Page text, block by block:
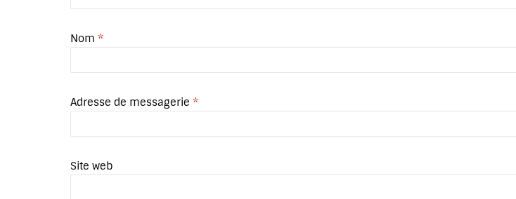
Nom *
Adresse de messagerie *
Site web